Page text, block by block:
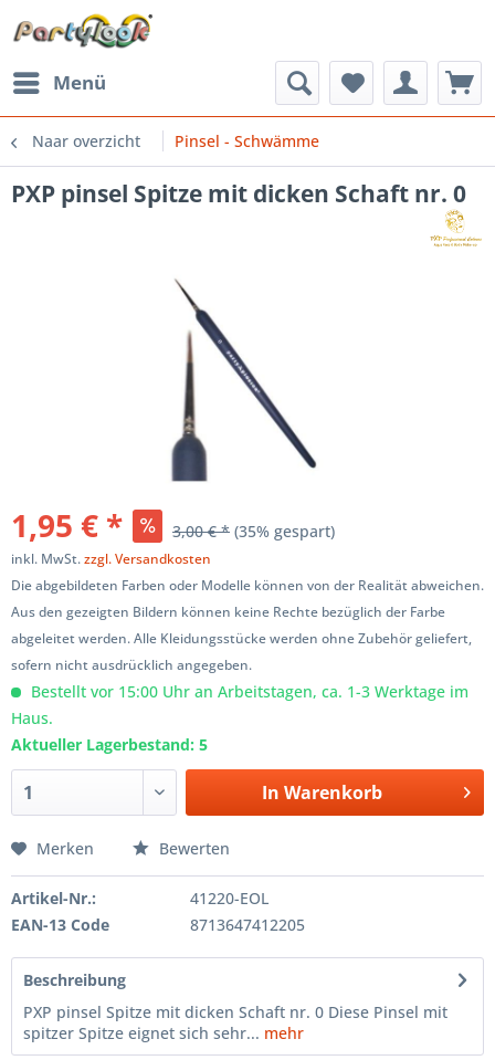
Menü
Naar overzicht Pinsel - Schwämme
PXP pinsel Spitze mit dicken Schaft nr. 0
1,95 € * 3,00 € * (35% gespart)
inkl. MwSt.zzgl. Versandkosten
Die abgebildeten Farben oder Modelle können von der Realität abweichen.
Aus den gezeigten Bildern können keine Rechte bezüglich der Farbe
abgeleitet werden. Alle Kleidungsstücke werden ohne Zubehör geliefert,
sofern nicht ausdrücklich angegeben.
Bestellt vor 15:00 Uhr an Arbeitstagen, ca. 1-3 Werktage im
Haus.
Aktueller Lagerbestand: 5
In Warenkorb
Merken Bewerten
Artikel-Nr.:
41220-EOL
EAN-13 Code
8713647412205
Beschreibung
PXP pinsel Spitze mit dicken Schaft nr. 0 Diese Pinsel mit
spitzer Spitze eignet sich sehr... mehr